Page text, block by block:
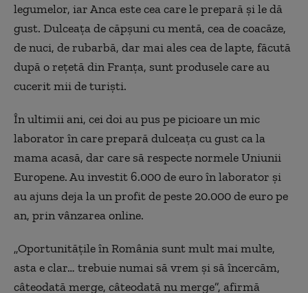
legumelor, iar Anca este cea care le prepară şi le dă
gust. Dulceaţa de căpşuni cu mentă, cea de coacăze,
de nuci, de rubarbă, dar mai ales cea de lapte, făcută
după o reţetă din Franţa, sunt produsele care au
cucerit mii de turişti.
În ultimii ani, cei doi au pus pe picioare un mic
laborator în care prepară dulceaţa cu gust ca la
mama acasă, dar care să respecte normele Uniunii
Europene. Au investit 6.000 de euro în laborator şi
au ajuns deja la un profit de peste 20.000 de euro pe
an, prin vânzarea online.
„Oportunităţile în România sunt mult mai multe,
asta e clar… trebuie numai să vrem şi să încercăm,
câteodată merge, câteodată nu merge”, afirmă